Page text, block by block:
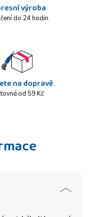
výroba
do 24 hodin
na dopravě
od 59 Kč